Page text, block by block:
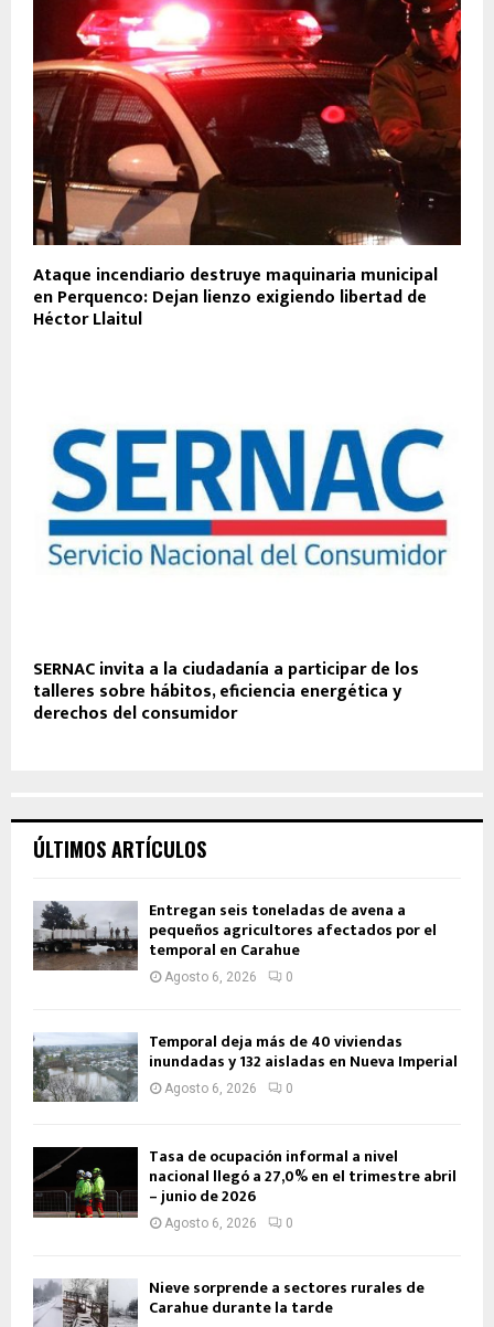
Ataque incendiario destruye maquinaria municipal
en Perquenco: Dejan lienzo exigiendo libertad de
Héctor Llaitul
SERNAC invita a la ciudadanía a participar de los
talleres sobre hábitos, eficiencia energética y
derechos del consumidor
ÚLTIMOS ARTÍCULOS
Entregan seis toneladas de avena a
pequeños agricultores afectados por el
temporal en Carahue
Agosto 6, 2026 0
Temporal deja más de 40 viviendas
inundadas y 132 aisladas en Nueva Imperial
Agosto 6, 2026 0
Tasa de ocupación informal a nivel
nacional llegó a 27,0% en el trimestre abril
– junio de 2026
Agosto 6, 2026 0
Nieve sorprende a sectores rurales de
Carahue durante la tarde